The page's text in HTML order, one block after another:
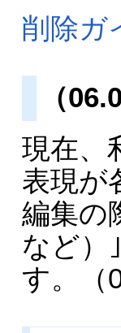
削除ガ
（
現在、
表現が
編集の
など）
す。（